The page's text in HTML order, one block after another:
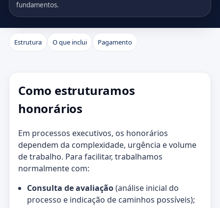
fundamentos.
Estrutura O que inclui Pagamento
Como estruturamos
honorários
Em processos executivos, os honorários
dependem da complexidade, urgência e volume
de trabalho. Para facilitar, trabalhamos
normalmente com:
Consulta de avaliação(análise inicial do
processo e indicação de caminhos possíveis);